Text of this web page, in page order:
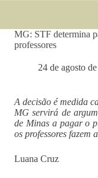
MG: STF determina
professores
24 de agosto de
A decisão é medida
MG servirá de
de Minas a pagar o
os professores fazem
Luana Cruz